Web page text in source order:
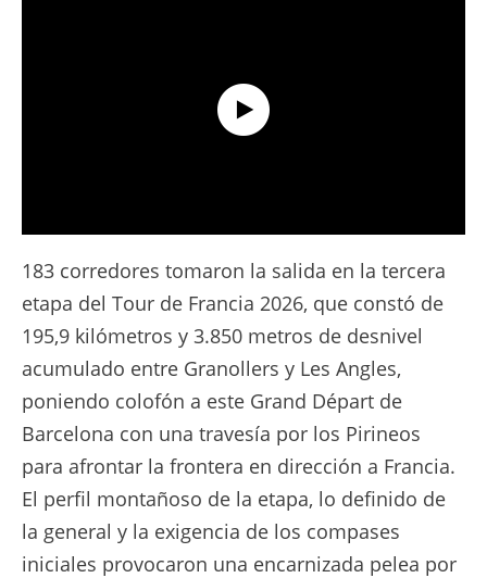
183 corredores tomaron la salida en la tercera
etapa del Tour de Francia 2026, que constó de
195,9 kilómetros y 3.850 metros de desnivel
acumulado entre Granollers y Les Angles,
poniendo colofón a este Grand Départ de
Barcelona con una travesía por los Pirineos
para afrontar la frontera en dirección a Francia.
El perfil montañoso de la etapa, lo definido de
la general y la exigencia de los compases
iniciales provocaron una encarnizada pelea por